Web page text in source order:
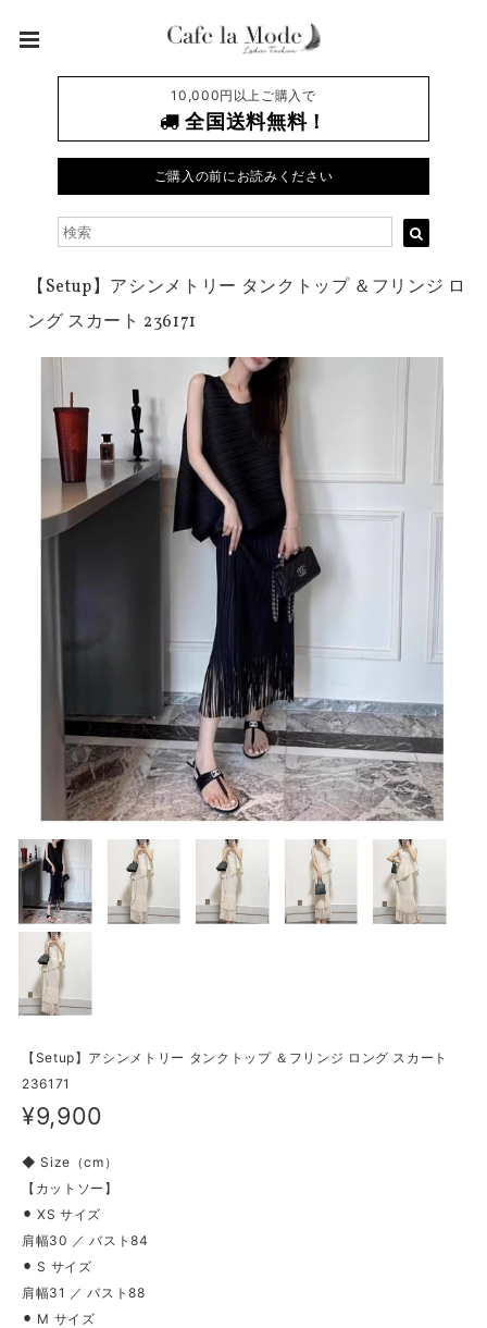
10,000円以上ご購入で
全国送料無料！
ご購入の前にお読みください
【Setup】アシンメトリー タンクトップ ＆フリンジ ロ
ング スカート 236171
【Setup】アシンメトリー タンクトップ ＆フリンジ ロング スカート
236171
¥9,900
◆ Size（cm）
【カットソー】
⚫︎ XS サイズ
肩幅30 ／ バスト84
⚫︎ S サイズ
肩幅31 ／ バスト88
⚫︎ M サイズ